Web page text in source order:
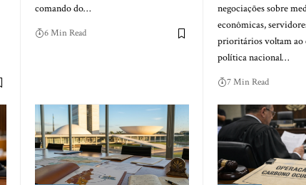
comando do…
6 Min Read
negociações sobre
econômicas,
prioritários voltam ao
política nacional…
7 Min Read